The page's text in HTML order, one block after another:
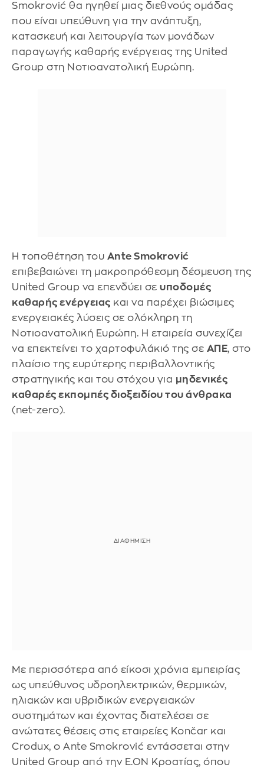
Smokrović θα ηγηθεί μιας διεθνούς ομάδας
που είναι υπεύθυνη για την ανάπτυξη,
κατασκευή και λειτουργία των μονάδων
παραγωγής καθαρής ενέργειας της United
Group στη Νοτιοανατολική Ευρώπη.
Η τοποθέτηση του Ante Smokrović
επιβεβαιώνει τη μακροπρόθεσμη δέσμευση της
United Group να επενδύει σε υποδομές
καθαρής ενέργειας και να παρέχει βιώσιμες
ενεργειακές λύσεις σε ολόκληρη τη
Νοτιοανατολική Ευρώπη. Η εταιρεία συνεχίζει
να επεκτείνει το χαρτοφυλάκιό της σε ΑΠΕ, στο
πλαίσιο της ευρύτερης περιβαλλοντικής
στρατηγικής και του στόχου για μηδενικές
καθαρές εκπομπές διοξειδίου του άνθρακα
(net-zero).
Με περισσότερα από είκοσι χρόνια εμπειρίας
ως υπεύθυνος υδροηλεκτρικών, θερμικών,
ηλιακών και υβριδικών ενεργειακών
συστημάτων και έχοντας διατελέσει σε
ανώτατες θέσεις στις εταιρείες Končar και
Crodux, ο Ante Smokrović εντάσσεται στην
United Group από την E.ON Κροατίας, όπου